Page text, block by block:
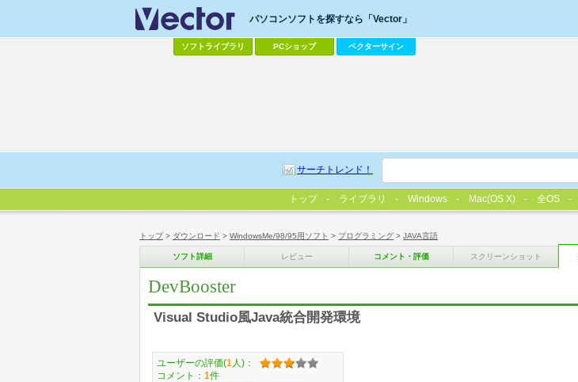
トップ> ダウンロード > WindowsMe/98/95用ソフト > プログラミング > JAVA言語
ソフト詳細 レビュー コメント・評価 スクリーンショット
DevBooster
Visual Studio風Java統合開発環境
ユーザーの評価(1 人)：
コメント： 1件
パソコンソフトを探すなら「Vector」
ソフトライブラリ PCショップ ベクターサイン
サーチトレンド！
トップ ライブラリ Windows Mac(OS X) 全OS